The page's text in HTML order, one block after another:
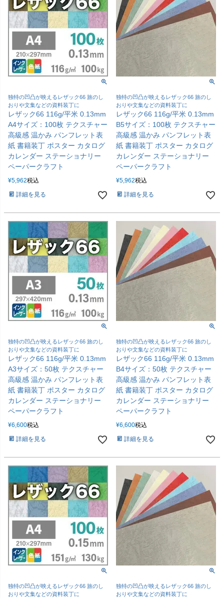
独特の凹凸が映えるレザック66 旅のし
おりや文集などの資料装丁に
レザック66 116g/平米 0.13mm
A4サイズ：100枚 テクスチャー
高級感 温かみ パンフレット表
紙 書籍装丁 ポスター カタログ
カレンダー ステーショナリー
ペーパークラフト
¥5,962税込
詳細を見る
独特の凹凸が映えるレザック66 旅のし
おりや文集などの資料装丁に
レザック66 116g/平米 0.13mm
B5サイズ：100枚 テクスチャー
高級感 温かみ パンフレット表
紙 書籍装丁 ポスター カタログ
カレンダー ステーショナリー
ペーパークラフト
¥5,962税込
詳細を見る
独特の凹凸が映えるレザック66 旅のし
おりや文集などの資料装丁に
レザック66 116g/平米 0.13mm
A3サイズ：50枚 テクスチャー
高級感 温かみ パンフレット表
紙 書籍装丁 ポスター カタログ
カレンダー ステーショナリー
ペーパークラフト
¥6,600税込
詳細を見る
独特の凹凸が映えるレザック66 旅のし
おりや文集などの資料装丁に
レザック66 116g/平米 0.13mm
B4サイズ：50枚 テクスチャー
高級感 温かみ パンフレット表
紙 書籍装丁 ポスター カタログ
カレンダー ステーショナリー
ペーパークラフト
¥6,600税込
詳細を見る
独特の凹凸が映えるレザック66 旅のし
おりや文集などの資料装丁に
独特の凹凸が映えるレザック66 旅のし
おりや文集などの資料装丁に